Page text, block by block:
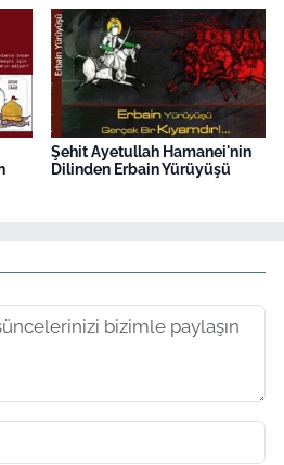
Şehit Ayetullah Hamanei'nin
Dilinden Erbain Yürüyüşü